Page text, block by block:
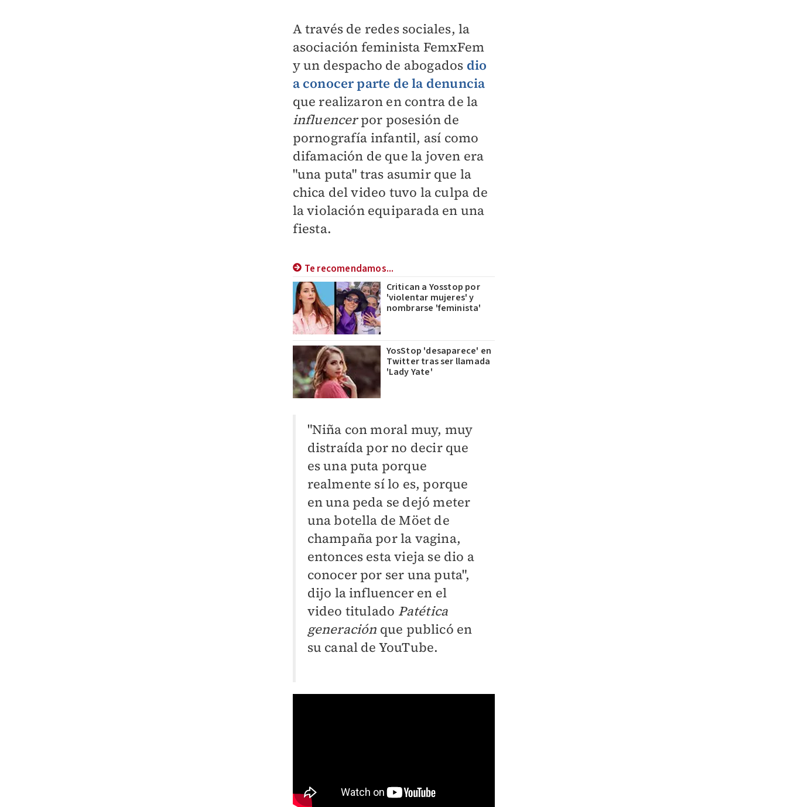
A través de redes sociales, la
asociación feminista FemxFem
y un despacho de abogados dio
a conocer parte de la denuncia
que realizaron en contra de la
influencerpor posesión de
pornografía infantil, así como
difamación de que la joven era
"una puta" tras asumir que la
chica del video tuvo la culpa de
la violación equiparada en una
fiesta.
Te recomendamos...
Critican a Yosstop por
'violentar mujeres' y
nombrarse 'feminista'
YosStop 'desaparece' en
Twitter tras ser llamada
'Lady Yate'
"Niña con moral muy, muy
distraída por no decir que
es una puta porque
realmente sí lo es, porque
en una peda se dejó meter
una botella de Möet de
champaña por la vagina,
entonces esta vieja se dio a
conocer por ser una puta",
dijo la influencer en el
video titulado Patética
generación que publicó en
su canal de YouTube.